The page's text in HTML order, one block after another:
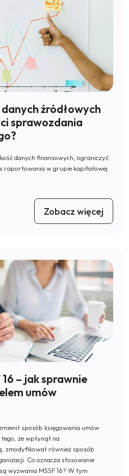
źródłowych
sprawozdania
danych finansowych, ograniczyć
raportowania w grupie kapitałowej.
Zobacz więcej
– jak sprawnie
umów
sposób księgowania umów
że wpłynął na
zmodyfikował również sposób
Co oznacza stosowanie
wyzwania MSSF 16? W tym